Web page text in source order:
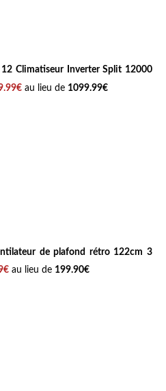
Climatiseur Inverter Split 12000
au lieu de 1099.99€
de plafond rétro 122cm 3
au lieu de 199.90€